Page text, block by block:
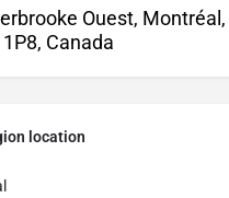
Ouest, Montréal,
Canada
location